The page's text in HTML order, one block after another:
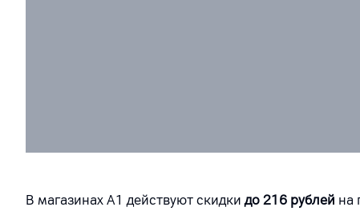
В магазинах А1 действуют скидкидо 216 рублей на